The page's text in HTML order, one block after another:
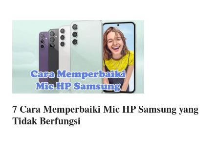
7 Cara Memperbaiki Mic HP Samsung yang
Tidak Berfungsi